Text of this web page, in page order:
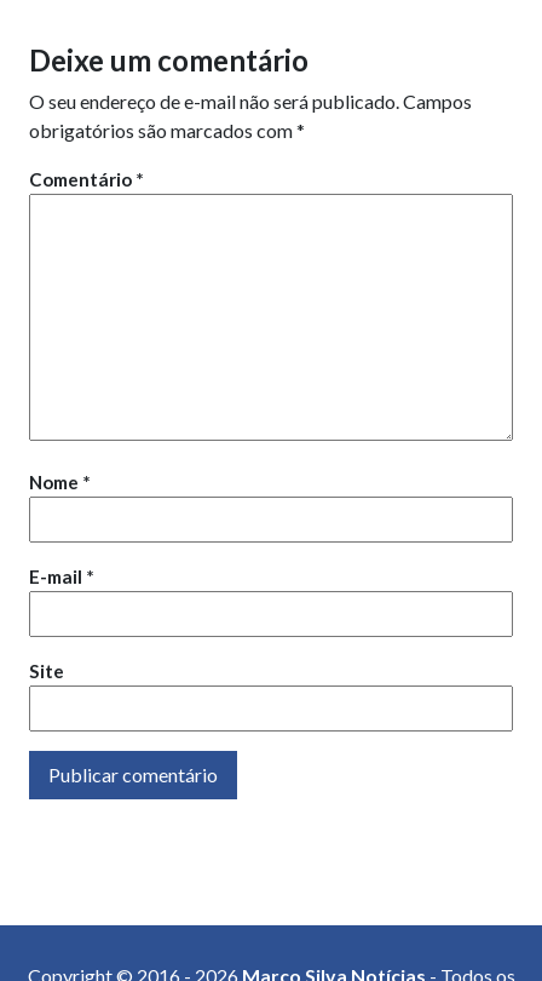
Deixe um comentário
O seu endereço de e-mail não será publicado.Campos
obrigatórios são marcados com*
Comentário *
Nome *
E-mail *
Site
Copyright © 2016 - 2026 Marco Silva Notícias - Todos os